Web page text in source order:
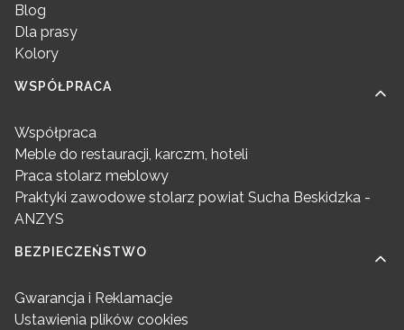
Blog
Dla prasy
Kolory
WSPÓŁPRACA
Współpraca
Meble do restauracji, karczm, hoteli
Praca stolarz meblowy
Praktyki zawodowe stolarz powiat Sucha Beskidzka -
ANZYS
BEZPIECZEŃSTWO
Gwarancja i Reklamacje
Ustawienia plików cookies